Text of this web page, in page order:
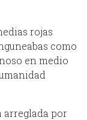
rojas
como
en medio
arreglada por